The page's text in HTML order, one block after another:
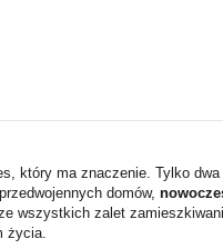
który ma znaczenie. Tylko dwa
domów,
wszystkich zalet
życia.